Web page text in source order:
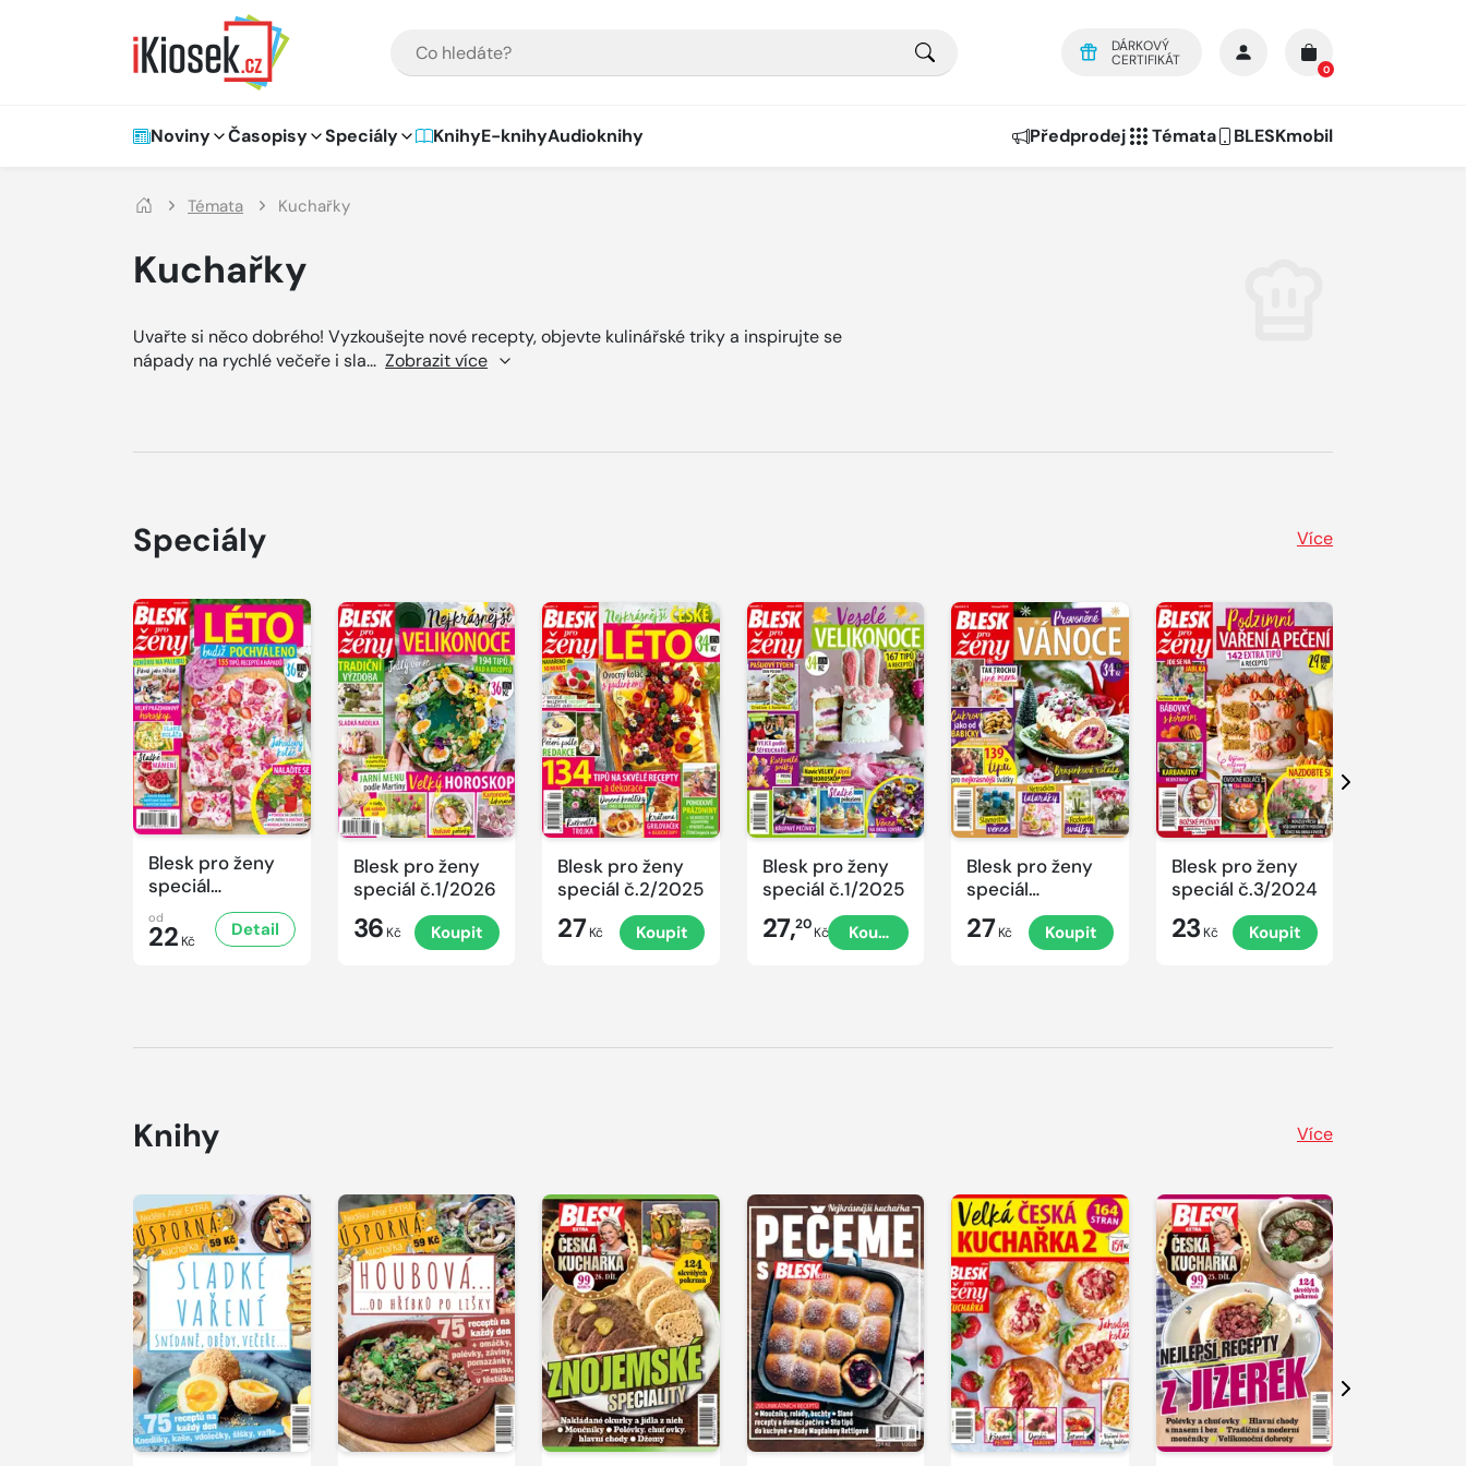
DÁRKOVÝ
CERTIFIKÁT
0
Hlavní navigace
Noviny Časopisy Speciály KnihyE-knihyAudioknihy Předprodej Témata BLESKmobil
Témata Kuchařky
Kuchařky
Uvařte si něco dobrého! Vyzkoušejte nové recepty, objevte kulinářské triky a inspirujte se
nápady na rychlé večeře i sla... Zobrazit více
Speciály Více
Blesk pro ženy
speciál
č.2/2026
od
22 Kč
Detail
Blesk pro ženy
speciál č.1/2026
36 Kč Koupit
Blesk pro ženy
speciál č.2/2025
27 Kč Koupit
Blesk pro ženy
speciál č.1/2025
27,20Kč Koupit
Blesk pro ženy
speciál
č.4/2024
Provoněné
27 Kč Koupit
Blesk pro ženy
speciál č.3/2024
23 Kč Koupit
Další
Knihy Více
Další